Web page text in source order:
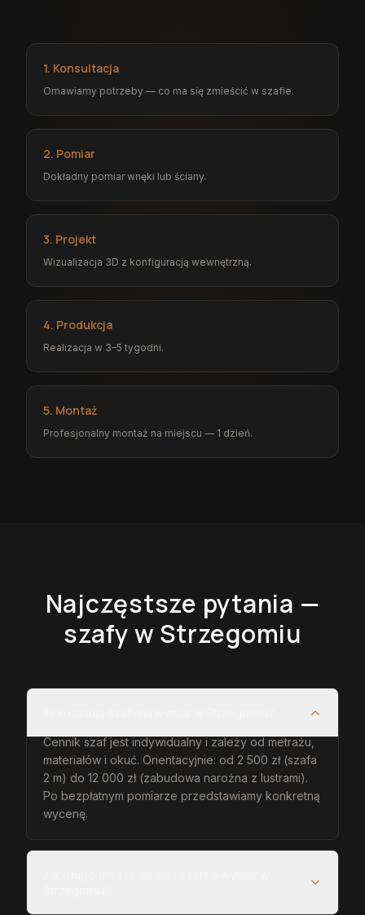
1. Konsultacja
Omawiamy potrzeby — co ma się zmieścić w szafie.
2. Pomiar
Dokładny pomiar wnęki lub ściany.
3. Projekt
Wizualizacja 3D z konfiguracją wewnętrzną.
4. Produkcja
Realizacja w 3–5 tygodni.
5. Montaż
Profesjonalny montaż na miejscu — 1 dzień.
Najczęstsze pytania —
szafyw Strzegomiu
Cennik szaf jest indywidualny i zależy od metrażu,
materiałów i okuć. Orientacyjnie: od 2 500 zł (szafa
2 m) do 12 000 zł (zabudowa narożna z lustrami).
Po bezpłatnym pomiarze przedstawiamy konkretną
wycenę.